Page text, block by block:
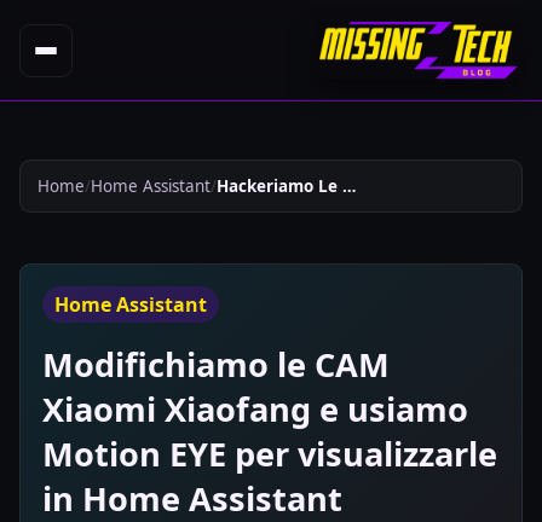
Home Home Assistant Hackeriamo Le Cam Xiaomi Xiaofang E Usiamo Motion Eye Per Visualizzarle In Home Assistant 157
Home Assistant
Modifichiamo le CAM
Xiaomi Xiaofang e usiamo
Motion EYE per visualizzarle
in Home Assistant